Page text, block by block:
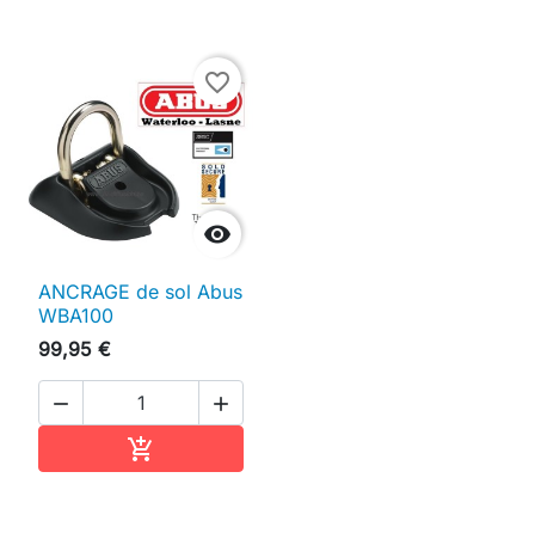

favorite_border
ANCRAGE de sol Abus
WBA100
99,95 €
 
